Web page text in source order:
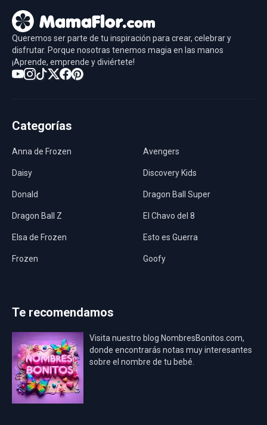
Queremos ser parte de tu inspiración para crear, celebrar y
disfrutar. Porque nosotras tenemos magia en las manos
¡Aprende, emprende y diviértete!
Categorías
Anna de Frozen Avengers
Daisy Discovery Kids
Donald Dragon Ball Super
Dragon Ball Z El Chavo del 8
Elsa de Frozen Esto es Guerra
Frozen Goofy
Los Minions Los Vengadores
Mario Bros Mi Villano Favorito
Mickey Mouse
Te recomendamos
Visita nuestro blog NombresBonitos.com,
donde encontrarás notas muy interesantes
sobre el nombre de tu bebé.